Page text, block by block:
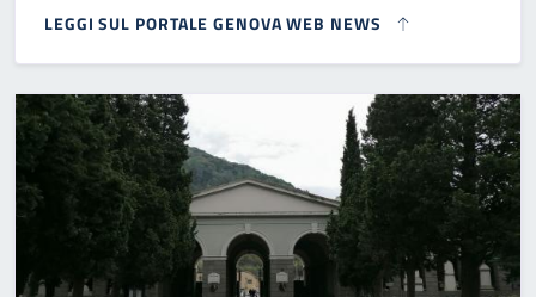
LEGGI SUL PORTALE GENOVA WEB NEWS